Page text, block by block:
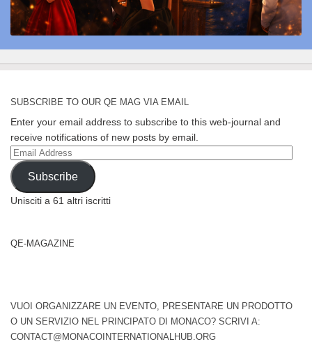
SUBSCRIBE TO OUR QE MAG VIA EMAIL
Enter your email address to subscribe to this web-journal and
receive notifications of new posts by email.
Email
Address
Subscribe
Unisciti a 61 altri iscritti
QE-MAGAZINE
VUOI ORGANIZZARE UN EVENTO, PRESENTARE UN PRODOTTO
O UN SERVIZIO NEL PRINCIPATO DI MONACO? SCRIVI A:
CONTACT@MONACOINTERNATIONALHUB.ORG